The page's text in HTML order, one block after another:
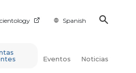
Spanish
Eventos Noticias